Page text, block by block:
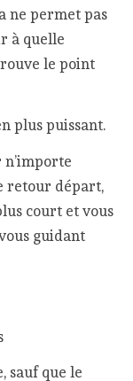
ne permet pas
à quelle
le point
plus puissant.
retour départ,
court et vous
guidant
sauf que le